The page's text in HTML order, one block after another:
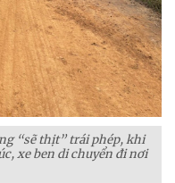
“sẽ thịt” trái phép, khi
xe ben dichuyển đi nơi